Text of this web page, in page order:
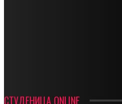
СТУДЕНИЦА ONLINE